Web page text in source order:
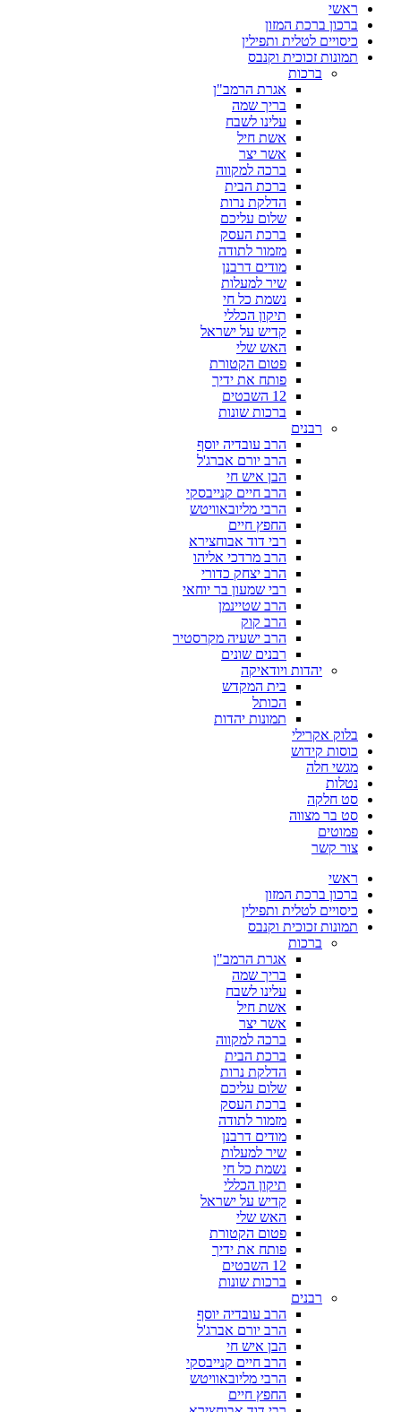
ראשי
ברכון ברכת המזון
כיסויים לטלית ותפילין
תמונות זכוכית וקנבס
ברכות
אגרת הרמב"ן
בריך שמה
עלינו לשבח
אשת חיל
אשר יצר
ברכה למקווה
ברכת הבית
הדלקת נרות
שלום עליכם
ברכת העסק
מזמור לתודה
מודים דרבנן
שיר למעלות
נשמת כל חי
תיקון הכללי
קדיש על ישראל
האש שלי
פטום הקטורת
פותח את ידיך
12 השבטים
ברכות שונות
רבנים
הרב עובדיה יוסף
הרב יורם אברג'ל
הבן איש חי
הרב חיים קנייבסקי
הרבי מליובאוויטש
החפץ חיים
רבי דוד אבוחצירא
הרב מרדכי אליהו
הרב יצחק כדורי
רבי שמעון בר יוחאי
הרב שטיינמן
הרב קוק
הרב ישעיה מקרסטיר
רבנים שונים
יהדות ויודאיקה
בית המקדש
הכותל
תמונות יהדות
בלוק אקרילי
כוסות קידוש
מגשי חלה
נטלות
סט חלקה
סט בר מצווה
פמוטים
צור קשר
ראשי
ברכון ברכת המזון
כיסויים לטלית ותפילין
תמונות זכוכית וקנבס
ברכות
אגרת הרמב"ן
בריך שמה
עלינו לשבח
אשת חיל
אשר יצר
ברכה למקווה
ברכת הבית
הדלקת נרות
שלום עליכם
ברכת העסק
מזמור לתודה
מודים דרבנן
שיר למעלות
נשמת כל חי
תיקון הכללי
קדיש על ישראל
האש שלי
פטום הקטורת
פותח את ידיך
12 השבטים
ברכות שונות
רבנים
הרב עובדיה יוסף
הרב יורם אברג'ל
הבן איש חי
הרב חיים קנייבסקי
הרבי מליובאוויטש
החפץ חיים